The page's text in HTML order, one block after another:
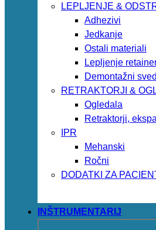
LEPLJENJE &
Adhezivi
Jedkanje
Ostali materiali
Lepljenje
Demontažni
RETRAKTORJI &
Ogledala
Retraktorji,
IPR
Mehanski
Ročni
DODATKI ZA
INŠTRUMENTARIJ